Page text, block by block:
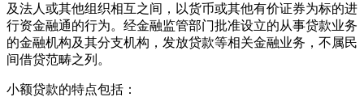
及法人或其他组织相互之间，以货币或其他有价证券为标的进
行资金融通的行为。经金融监管部门批准设立的从事贷款业务
的金融机构及其分支机构，发放贷款等相关金融业务，不属民
间借贷范畴之列。
小额贷款的特点包括：